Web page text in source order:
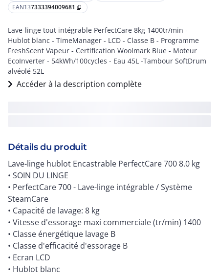
EAN137333394009681 content_copy
Lave-linge tout intégrable PerfectCare 8kg 1400tr/min -
Hublot blanc - TimeManager - LCD - Classe B - Programme
FreshScent Vapeur - Certification Woolmark Blue - Moteur
EcoInverter - 54kWh/100cycles - Eau 45L -Tambour SoftDrum
alvéolé 52L
Accéder à la description complète
Détails du produit
Lave-linge hublot Encastrable PerfectCare 700 8.0 kg
• SOIN DU LINGE
• PerfectCare 700 - Lave-linge intégrable / Système
SteamCare
• Capacité de lavage: 8 kg
• Vitesse d'essorage maxi commerciale (tr/min) 1400
• Classe énergétique lavage B
• Classe d'efficacité d'essorage B
• Ecran LCD
• Hublot blanc